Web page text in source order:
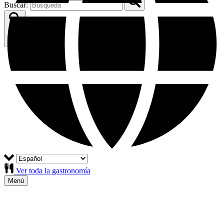
Buscar:
Ver toda la gastronomía
Menú